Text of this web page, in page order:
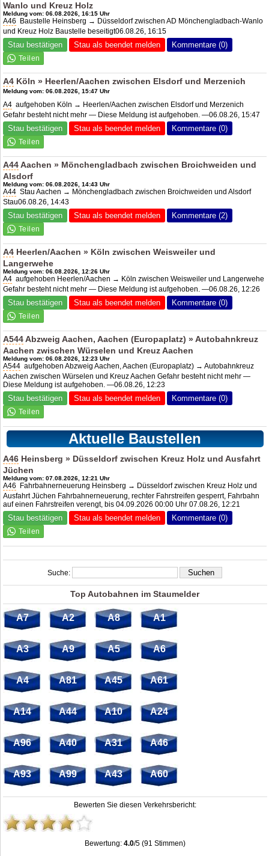
Wanlo und Kreuz Holz
Meldung vom: 06.08.2026, 16:15 Uhr
A46
Baustelle Heinsberg → Düsseldorf zwischen AD Mönchengladbach-Wanlo
und Kreuz Holz Baustelle beseitigt06.08.26, 16:15
Stau bestätigen Stau als beendet melden Kommentare (0)
A4 Köln » Heerlen/Aachen zwischen Elsdorf und Merzenich
Meldung vom: 06.08.2026, 15:47 Uhr
A4 aufgehoben Köln → Heerlen/Aachen zwischen Elsdorf und Merzenich
Gefahr besteht nicht mehr — Diese Meldung ist aufgehoben. —06.08.26, 15:47
Stau bestätigen Stau als beendet melden Kommentare (0)
A44Aachen » Mönchengladbach zwischen Broichweiden und
Alsdorf
Meldung vom: 06.08.2026, 14:43 Uhr
A44 Stau Aachen → Mönchengladbach zwischen Broichweiden und Alsdorf
Stau06.08.26, 14:43
Stau bestätigen Stau als beendet melden Kommentare (2)
A4 Heerlen/Aachen » Köln zwischen Weisweiler und
Langerwehe
Meldung vom: 06.08.2026, 12:26 Uhr
A4 aufgehoben Heerlen/Aachen → Köln zwischen Weisweiler und Langerwehe
Gefahr besteht nicht mehr — Diese Meldung ist aufgehoben. —06.08.26, 12:26
Stau bestätigen Stau als beendet melden Kommentare (0)
A544Abzweig Aachen, Aachen (Europaplatz) » Autobahnkreuz
Aachen zwischen Würselen und Kreuz Aachen
Meldung vom: 06.08.2026, 12:23 Uhr
A544 aufgehoben Abzweig Aachen, Aachen (Europaplatz) → Autobahnkreuz
Aachen zwischen Würselen und Kreuz Aachen Gefahr besteht nicht mehr —
Diese Meldung ist aufgehoben. —06.08.26, 12:23
Stau bestätigen Stau als beendet melden Kommentare (0)
Aktuelle Baustellen
A46 Heinsberg » Düsseldorf zwischen Kreuz Holz und Ausfahrt
Jüchen
Meldung vom: 07.08.2026, 12:21 Uhr
A46
Fahrbahnerneuerung Heinsberg → Düsseldorf zwischen Kreuz Holz und
Ausfahrt Jüchen Fahrbahnerneuerung, rechter Fahrstreifen gesperrt, Fahrbahn
auf einen Fahrstreifen verengt, bis 04.09.2026 00:00 Uhr 07.08.26, 12:21
Stau bestätigen Stau als beendet melden Kommentare (0)
Suche:
Top Autobahnen im Staumelder
A7 A2 A8 A1
A3 A9 A5 A6
A4 A81 A45 A61
A14 A44 A10 A24
A96 A40 A31 A46
A93 A99 A43 A60
Bewerten Sie diesen Verkehrsbericht:
Bewertung: 4.0/5 (91 Stimmen)